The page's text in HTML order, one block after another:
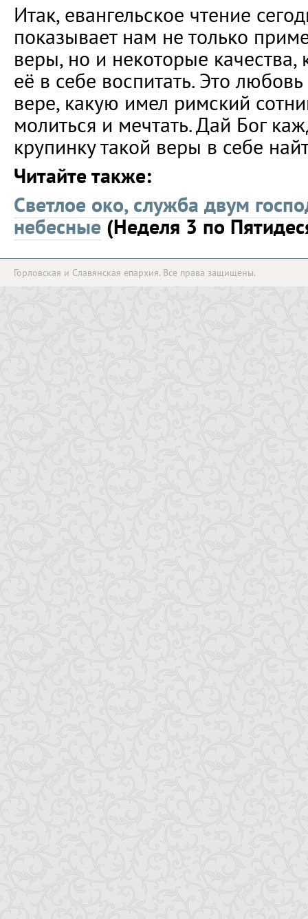
Итак, евангельское чтение
показывает нам не только
веры, но и некоторые
её в себе воспитать. Это
вере, какую имел римский
молиться и мечтать. Дай Бог
крупинку такой веры в себе
Читайте также:
Светлое око, служба двум
небесные(Неделя 3 по
Горловская и Славянская епархия. Все права защищены.